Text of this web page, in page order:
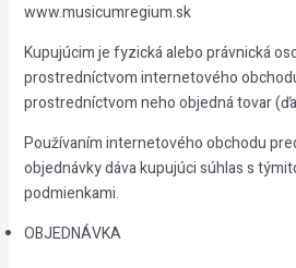
www.musicumregium.sk
Kupujúcim je fyzická alebo právnická
prostredníctvom internetového
prostredníctvom neho objedná tovar
Používaním internetového obchodu
objednávky dáva kupujúci súhlas s
podmienkami.
OBJEDNÁVKA